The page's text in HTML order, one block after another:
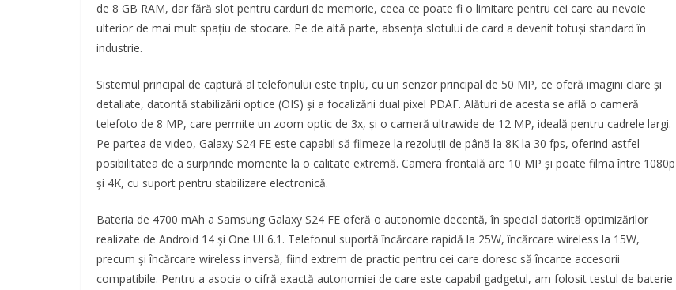
de 8 GB RAM, dar fără slot pentru carduri de memorie, ceea ce poate fi o limitare pentru cei care au nevoie
ulterior de mai mult spațiu de stocare. Pe de altă parte, absența slotului de card a devenit totuși standard în
industrie.
Sistemul principal de captură al telefonului este triplu, cu un senzor principal de 50 MP, ce oferă imagini clare și
detaliate, datorită stabilizării optice (OIS) și a focalizării dual pixel PDAF. Alături de acesta se află o cameră
telefoto de 8 MP, care permite un zoom optic de 3x, și o cameră ultrawide de 12 MP, ideală pentru cadrele largi.
Pe partea de video, Galaxy S24 FE este capabil să filmeze la rezoluții de până la 8K la 30 fps, oferind astfel
posibilitatea de a surprinde momente la o calitate extremă. Camera frontală are 10 MP și poate filma între 1080p
și 4K, cu suport pentru stabilizare electronică.
Bateria de 4700 mAh a Samsung Galaxy S24 FE oferă o autonomie decentă, în special datorită optimizărilor
realizate de Android 14 și One UI 6.1. Telefonul suportă încărcare rapidă la 25W, încărcare wireless la 15W,
precum și încărcare wireless inversă, fiind extrem de practic pentru cei care doresc să încarce accesorii
compatibile. Pentru a asocia o cifră exactă autonomiei de care este capabil gadgetul, am folosit testul de baterie